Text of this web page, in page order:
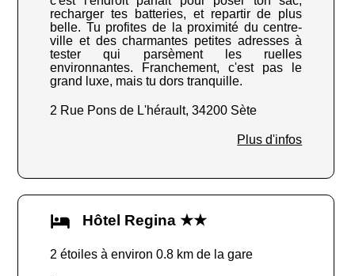
recharger tes batteries, et repartir de plus
belle. Tu profites de la proximité du centre-
ville et des charmantes petites adresses à
tester qui parsèment les ruelles
environnantes. Franchement, c'est pas le
grand luxe, mais tu dors tranquille.
2 Rue Pons de L'hérault, 34200 Sète
Plus d'infos
Hôtel Regina ★★
2 étoiles à environ 0.8 km de la gare